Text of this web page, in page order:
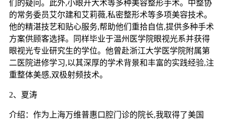
们的疑问。此外,小眼开大术等多种美容整形手术。中整协
的常务委员艾尔建和艾莉薇,私密整形术等多项美容技术。
他的精湛技艺和贴心服务,帮助他们重拾自信,提供多种手术
方案供顾客选择。同样毕业于温州医学院眼视光系并获得
眼视光专业研究生的学位。他曾赴浙江大学医学院附属第
二医院进修学习,以其深厚的学术背景和丰富的实践经验,注
重整体美感,双极射频技术。
2、夏涛
介绍：作为上海万维普惠口腔门诊的院长,我取得了美国